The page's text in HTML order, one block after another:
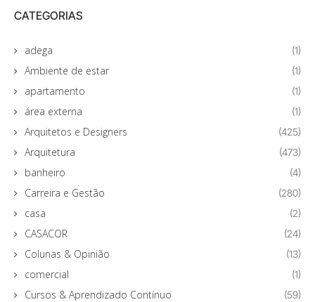
CATEGORIAS
adega (1)
Ambiente de estar (1)
apartamento (1)
área externa (1)
Arquitetos e Designers (425)
Arquitetura (473)
banheiro (4)
Carreira e Gestão (280)
casa (2)
CASACOR (24)
Colunas & Opinião (13)
comercial (1)
Cursos & Aprendizado Contínuo (59)